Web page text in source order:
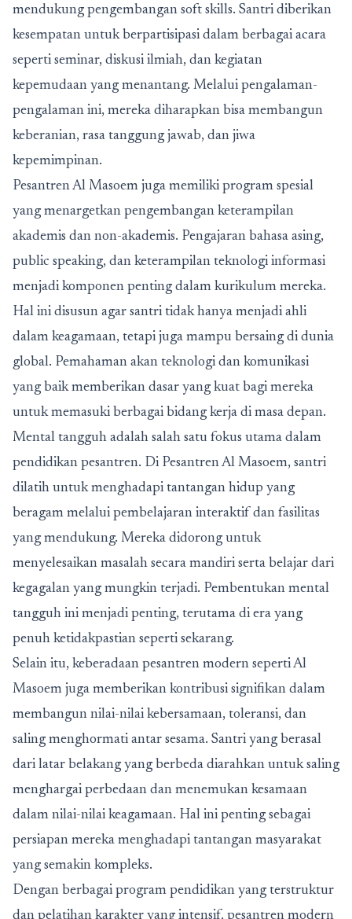
mendukung pengembangan soft skills. Santri diberikan
kesempatan untuk berpartisipasi dalam berbagai acara
seperti seminar, diskusi ilmiah, dan kegiatan
kepemudaan yang menantang. Melalui pengalaman-
pengalaman ini, mereka diharapkan bisa membangun
keberanian, rasa tanggung jawab, dan jiwa
kepemimpinan.
Pesantren Al Masoem juga memiliki program spesial
yang menargetkan pengembangan keterampilan
akademis dan non-akademis. Pengajaran bahasa asing,
public speaking, dan keterampilan teknologi informasi
menjadi komponen penting dalam kurikulum mereka.
Hal ini disusun agar santri tidak hanya menjadi ahli
dalam keagamaan, tetapi juga mampu bersaing di dunia
global. Pemahaman akan teknologi dan komunikasi
yang baik memberikan dasar yang kuat bagi mereka
untuk memasuki berbagai bidang kerja di masa depan.
Mental tangguh adalah salah satu fokus utama dalam
pendidikan pesantren. Di Pesantren Al Masoem, santri
dilatih untuk menghadapi tantangan hidup yang
beragam melalui pembelajaran interaktif dan fasilitas
yang mendukung. Mereka didorong untuk
menyelesaikan masalah secara mandiri serta belajar dari
kegagalan yang mungkin terjadi. Pembentukan mental
tangguh ini menjadi penting, terutama di era yang
penuh ketidakpastian seperti sekarang.
Selain itu, keberadaan pesantren modern seperti Al
Masoem juga memberikan kontribusi signifikan dalam
membangun nilai-nilai kebersamaan, toleransi, dan
saling menghormati antar sesama. Santri yang berasal
dari latar belakang yang berbeda diarahkan untuk saling
menghargai perbedaan dan menemukan kesamaan
dalam nilai-nilai keagamaan. Hal ini penting sebagai
persiapan mereka menghadapi tantangan masyarakat
yang semakin kompleks.
Dengan berbagai program pendidikan yang terstruktur
dan pelatihan karakter yang intensif, pesantren modern